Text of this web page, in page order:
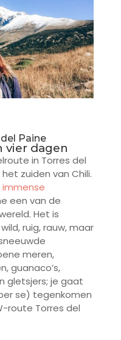
Paine
vier dagen
in Torres del
zuiden van Chili.
een van de
Het is
ruig, rauw, maar
meren,
guanaco’s,
gletsjers; je gaat
se) tegenkomen
route Torres del